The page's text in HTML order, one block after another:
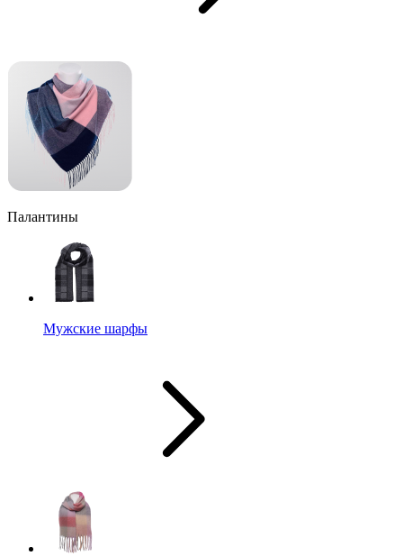
Палантины
Мужские шарфы